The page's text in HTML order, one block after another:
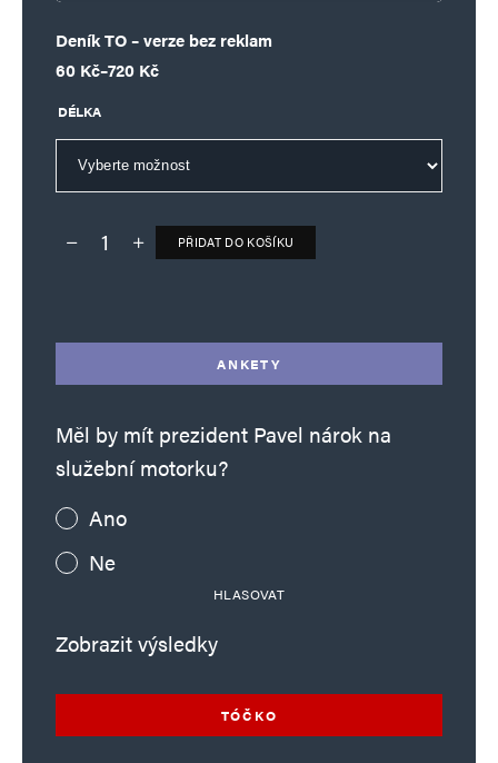
Deník TO – verze bez reklam
60 Kč–720 Kč
Rozpětí cen: 60 Kč až 720 Kč
DÉLKA
Deník TO – verze bez reklam množství
PŘIDAT DO KOŠÍKU
ANKETY
Měl by mít prezident Pavel nárok na
služební motorku?
Ano
Ne
HLASOVAT
Zobrazit výsledky
TÓČKO